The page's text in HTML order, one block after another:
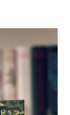
dazu hat.
Blog ist erlaubt,
verändert